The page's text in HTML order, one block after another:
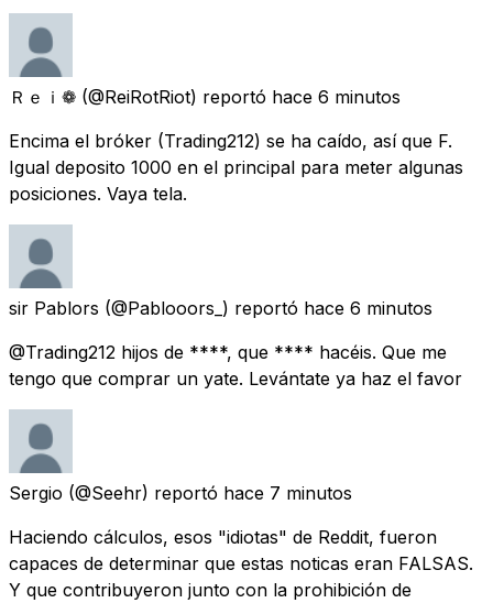
Ｒｅｉ❁ (@ReiRotRiot) reportó hace 6 minutos
Encima el bróker (Trading212) se ha caído, así que F.
Igual deposito 1000 en el principal para meter algunas
posiciones. Vaya tela.
sir Pablors (@Pablooors_) reportó hace 6 minutos
@Trading212 hijos de ****, que **** hacéis. Que me
tengo que comprar un yate. Levántate ya haz el favor
Sergio (@Seehr) reportó hace 7 minutos
Haciendo cálculos, esos "idiotas" de Reddit, fueron
capaces de determinar que estas noticas eran FALSAS.
Y que contribuyeron junto con la prohibición de